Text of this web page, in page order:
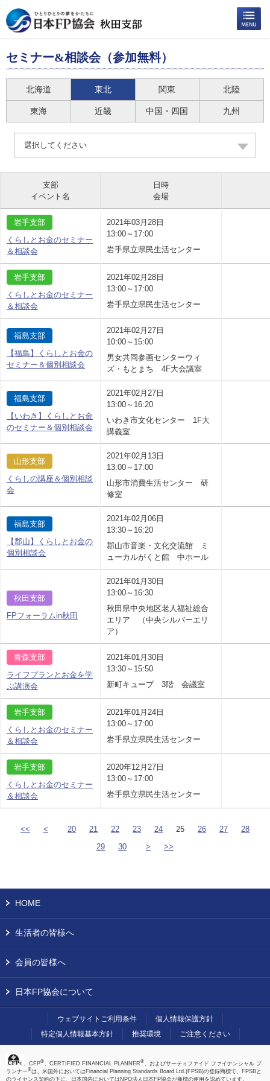
セミナー&相談会（参加無料）
北海道 東北 関東 北陸
東海 近畿 中国・四国 九州
選択してください
支部
イベント名
日時
会場
岩手支部
くらしとお金のセミナー
＆相談会
2021年03月28日
13:00～17:00
岩手県立県民生活センター
岩手支部
くらしとお金のセミナー
＆相談会
2021年02月28日
13:00～17:00
岩手県立県民生活センター
福島支部
【福島】くらしとお金の
セミナー＆個別相談会
2021年02月27日
10:00～15:00
男女共同参画センターウィ
ズ・もとまち 4F大会議室
福島支部
【いわき】くらしとお金
のセミナー＆個別相談会
2021年02月27日
13:00～16:20
いわき市文化センター 1F大
講義室
山形支部
くらしの講座＆個別相談
会
2021年02月13日
13:00～17:00
山形市消費生活センター 研
修室
福島支部
【郡山】くらしとお金の
個別相談会
2021年02月06日
13:30～16:20
郡山市音楽・文化交流館 ミ
ューカルがくと館 中ホール
秋田支部
FPフォーラムin秋田
2021年01月30日
13:00～16:30
秋田県中央地区老人福祉総合
エリア （中央シルバーエリ
ア）
青森支部
ライフプランとお金を学
ぶ講演会
2021年01月30日
13:30～15:50
新町キューブ 3階 会議室
岩手支部
くらしとお金のセミナー
＆相談会
2021年01月24日
13:00～17:00
岩手県立県民生活センター
岩手支部
くらしとお金のセミナー
＆相談会
2020年12月27日
13:00～17:00
岩手県立県民生活センター
<< < 20 21 22 23 24 25 26 27
28
29
30 > >>
HOME
生活者の皆様へ
会員の皆様へ
日本FP協会について
ウェブサイトご利用条件
個人情報保護方針
特定個人情報基本方針
推奨環境 ご注意ください
、CFP®、CERTIFIED FINANCIAL PLANNER®、およびサーティファイド ファイナンシャル プ
ランナー®は、米国外においてはFinancial Planning Standards Board Ltd.(FPSB)の登録商標で、FPSBと
のライセンス契約の下に、日本国内においてはNPO法人日本FP協会が商標の使用を認めています。